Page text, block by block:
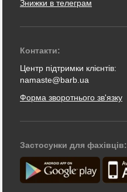
Знижки в телеграм
Контакти:
Центр підтримки клієнтів:
namaste@barb.ua
Форма зворотнього зв'язку
Застосунки для фахівців: